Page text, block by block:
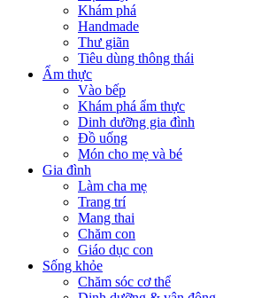
Khám phá
Handmade
Thư giãn
Tiêu dùng thông thái
Ẩm thực
Vào bếp
Khám phá ẩm thực
Dinh dưỡng gia đình
Đồ uống
Món cho mẹ và bé
Gia đình
Làm cha mẹ
Trang trí
Mang thai
Chăm con
Giáo dục con
Sống khỏe
Chăm sóc cơ thể